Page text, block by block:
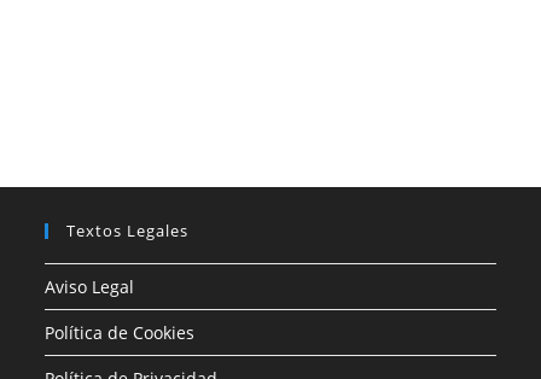
Textos Legales
Aviso Legal
Política de Cookies